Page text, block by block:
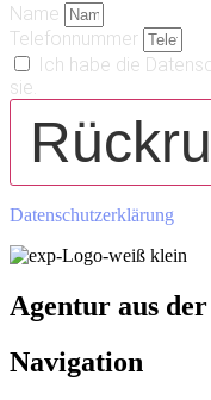
Name
Telefonnummer
Ich habe die
sie.
Datenschutzerklärung
Agentur aus
Navigation